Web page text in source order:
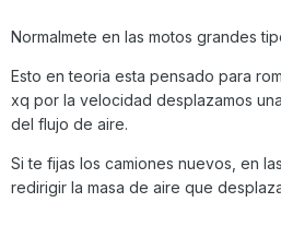
Normalmete en las motos grandes
Esto en teoria esta pensado para
xq por la velocidad desplazamos
del flujo de aire.
Si te fijas los camiones nuevos, en
redirigir la masa de aire que